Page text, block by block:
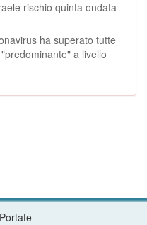
rischio quinta ondata
ha superato tutte
a livello
Portate